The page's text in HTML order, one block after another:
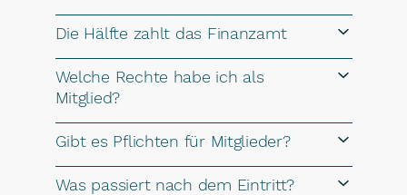
Die Hälfte zahlt das Finanzamt
Welche Rechte habe ich als
Mitglied?
Gibt es Pflichten für Mitglieder?
Was passiert nach dem Eintritt?